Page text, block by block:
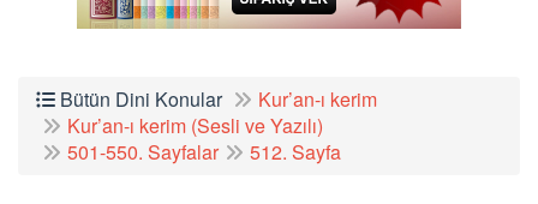
Bütün Dini Konular
Kur’an-ı kerim
Kur’an-ı kerim (Sesli ve Yazılı)
501-550. Sayfalar
512. Sayfa